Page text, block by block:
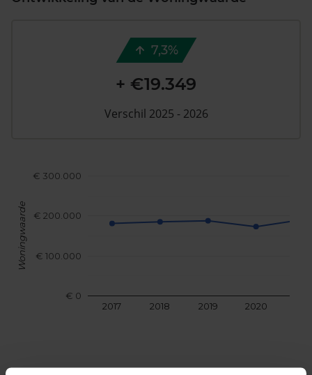
2017 2018 2019 2020
€ 0
€ 100.000
€ 200.000
€ 300.000
Woningwaarde
7,3%
+ €19.349
Verschil 2025 - 2026